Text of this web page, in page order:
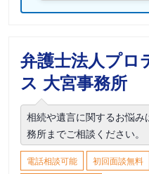
弁護士法人プロ
ス 大宮事務所
相続や遺言に関するお悩
務所までご相談ください。
電話相談可能 初回面談無料